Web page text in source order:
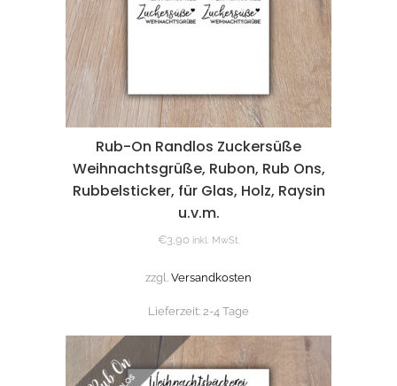
Rub-On Randlos Zuckersüße
Weihnachtsgrüße, Rubon, Rub Ons,
Rubbelsticker, für Glas, Holz, Raysin
u.v.m.
€3,90 inkl. MwSt.
zzgl. Versandkosten
Lieferzeit: 2-4 Tage